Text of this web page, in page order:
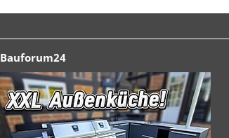
Bauforum24